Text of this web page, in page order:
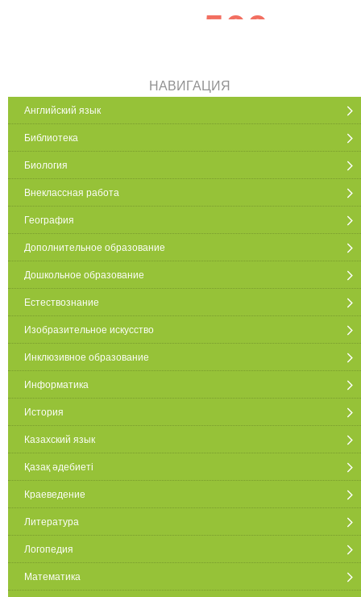
НАВИГАЦИЯ
Английский язык
Библиотека
Биология
Внеклассная работа
География
Дополнительное образование
Дошкольное образование
Естествознание
Изобразительное искусство
Инклюзивное образование
Информатика
История
Казахский язык
Қазақ әдебиеті
Краеведение
Литература
Логопедия
Математика